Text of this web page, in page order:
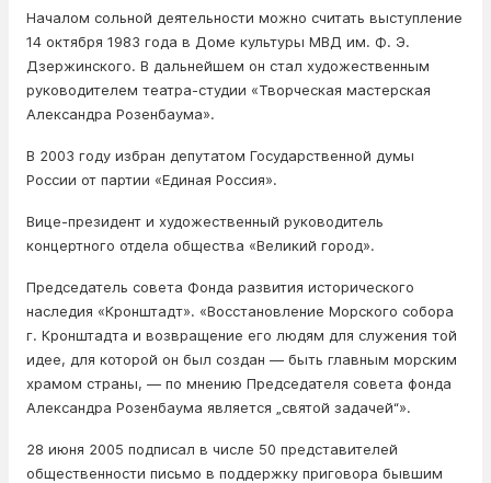
Началом сольной деятельности можно считать выступление
14 октября 1983 года в Доме культуры МВД им. Ф. Э.
Дзержинского. В дальнейшем он стал художественным
руководителем театра-студии «Творческая мастерская
Александра Розенбаума».
В 2003 году избран депутатом Государственной думы
России от партии «Единая Россия».
Вице-президент и художественный руководитель
концертного отдела общества «Великий город».
Председатель совета Фонда развития исторического
наследия «Кронштадт». «Восстановление Морского собора
г. Кронштадта и возвращение его людям для служения той
идее, для которой он был создан — быть главным морским
храмом страны, — по мнению Председателя совета фонда
Александра Розенбаума является „святой задачей“».
28 июня 2005 подписал в числе 50 представителей
общественности письмо в поддержку приговора бывшим